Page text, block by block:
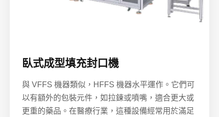
臥式成型填充封口機
與 VFFS 機器類似，HFFS 機器水平運作。它們可
以有額外的包裝元件，如拉鍊或噴嘴，適合更大或
更重的藥品。在醫療行業，這種設備經常用於滿足